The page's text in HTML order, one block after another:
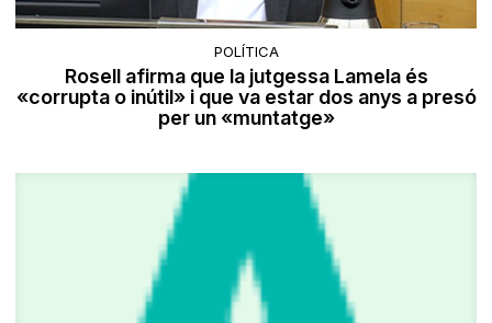
POLÍTICA
Rosell afirma que la jutgessa Lamela és
«corrupta o inútil» i que va estar dos anys a presó
per un «muntatge»